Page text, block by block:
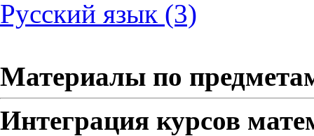
Русский язык (3)
Материалы по
Интеграция курсов